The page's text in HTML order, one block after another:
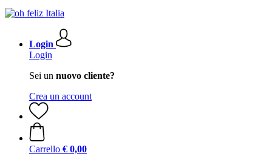
Login
Login
Sei un nuovo cliente?
Crea un account
Carrello € 0,00